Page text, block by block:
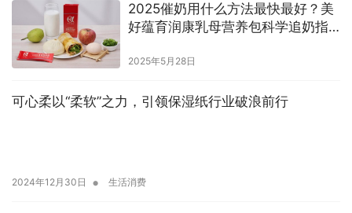
2025催奶用什么方法最快最好？美
好蕴育润康乳母营养包科学追奶指
2025年5月28日
可心柔以“柔软”之力，引领保湿纸行业破浪前行
2024年12月30日 • 生活消费